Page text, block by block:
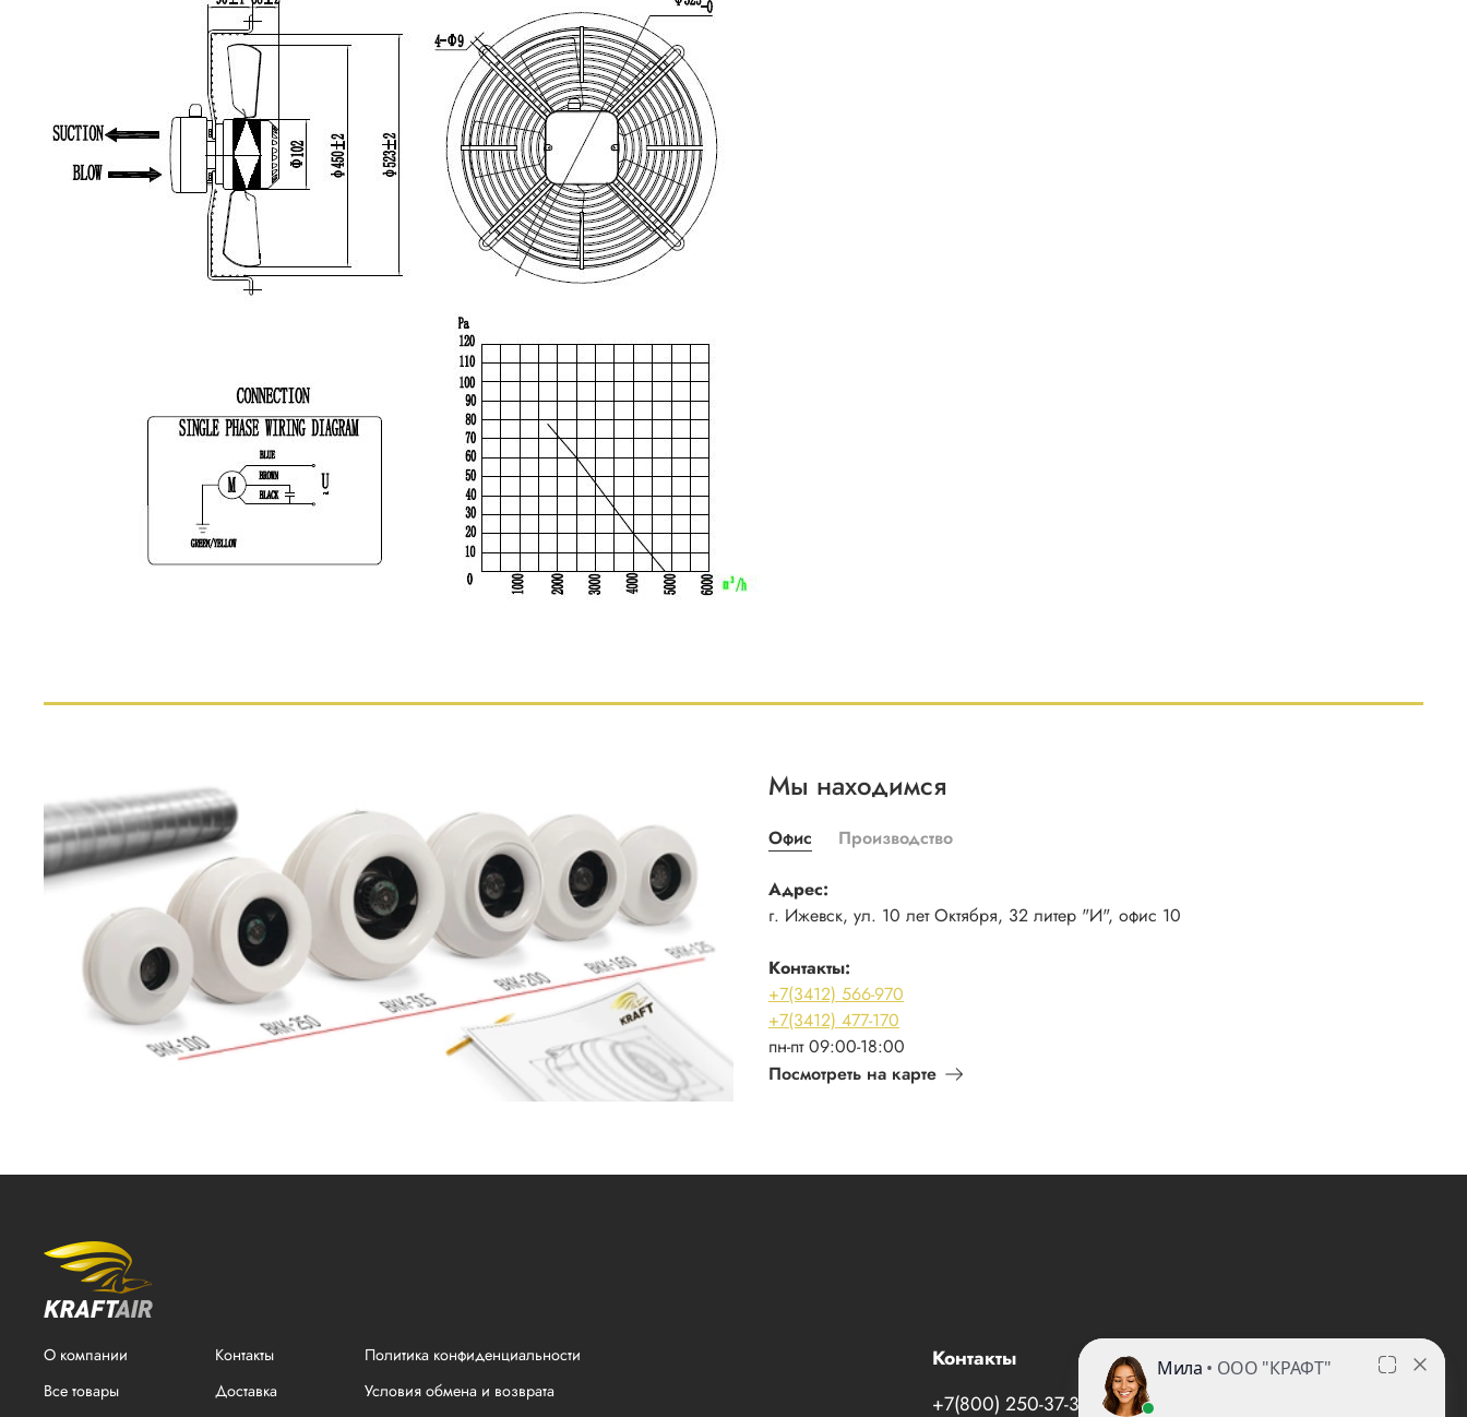
Мы находимся
Офис Производство
Адрес:
г. Ижевск, ул. 10 лет Октября, 32 литер "И", офис 10
Контакты:
+7(3412) 566-970
+7(3412) 477-170
пн-пт 09:00-18:00
Посмотреть на карте
О компании
Все товары
Контакты
Доставка
Политика конфиденциальности
Условия обмена и возврата
Контакты
+7(800) 250-37-35
office@все-вентиляторы.рф